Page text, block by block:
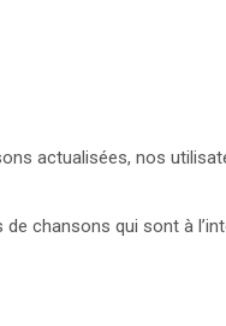
actualisées, nos
chansons qui sont à